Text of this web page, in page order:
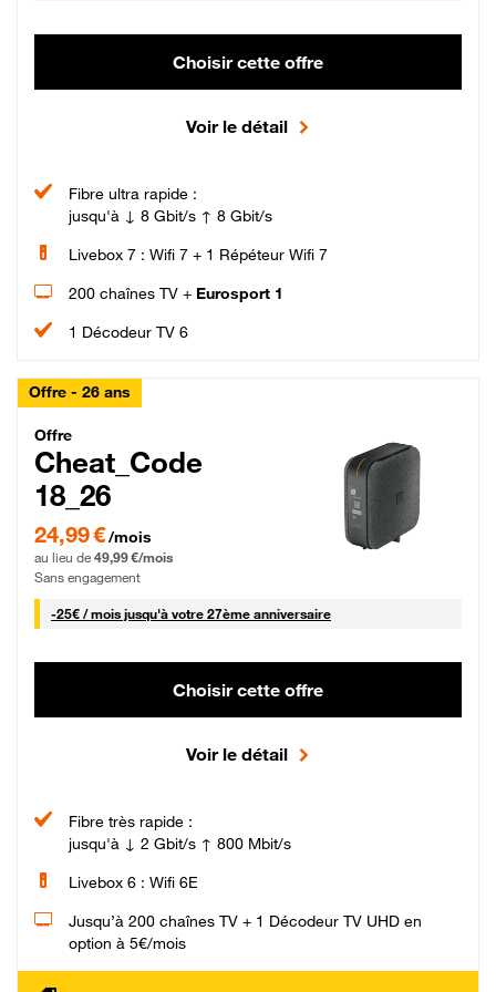
Choisir cette offre
Voir le détail
Fibre ultra rapide :
jusqu'à ↓ 8 Gbit/s ↑ 8 Gbit/s
Livebox 7 : Wifi 7 + 1 Répéteur Wifi 7
200 chaînes TV + Eurosport 1
1 Décodeur TV 6
Offre - 26 ans
Cheat_Code Fibre_18_26
Offre
Cheat_Code
18_26
24,99 € par mois pendant 0 mois puis 49,99 € par mois, Sans engagement
24,99 €/mois
au lieu de 49,99 €/mois
Sans engagement
-25€ / mois25 € par mois
jusqu'à votre 27ème anniversaire
Choisir cette offre
Voir le détail
Fibre très rapide :
jusqu'à ↓ 2 Gbit/s ↑ 800 Mbit/s
Livebox 6 : Wifi 6E
Jusqu’à 200 chaînes TV + 1 Décodeur TV UHD en
option à 5€/mois